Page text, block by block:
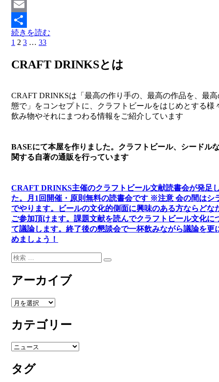
Mastodon
Email
共
続きを読む
投
稿
ビ
ゲ
ー
ョ
前
ペ
へ
ペ
ジ
1 ペ
ジ
2 ペ
ジ
3 … ペ
ジ
33次
ペ
へ
CRAFT DRINKSとは
CRAFT DRINKSは「最高の作り手の、最高の作品を、最
態で」をコンセプトに、クラフトビールをはじめとする様
飲み物やそれにまつわる情報をご紹介しています
BASEにて本屋を作りました。クラフトビール、シードル
関する自著の通販を行っています
CRAFT DRINKS主催のクラフトビール文献読書会が発足
た。
月1回開催・原則無料の読書会です ※注意 会の間はシ
でやります。
ビールの文化的側面に興味のある方ならどな
ご参加頂けます。 課題文献を読んでクラフトビール文化に
て議論します。 終了後の懇談会で一杯飲みながら議論を更
めましょう！
検
検
アーカイブ
ア
カ
イ
ブ
カテゴリー
カ
ゴ
リ
タグ